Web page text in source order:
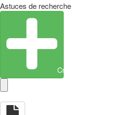
Astuces de recherche
Créer une entité